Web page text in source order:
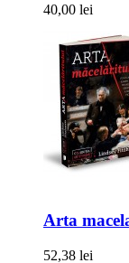
40,00 lei
Arta
52,38 lei